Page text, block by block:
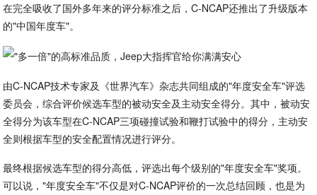
在完全吸收了国外多年来的评分标准之后，C-NCAP还推出了升级版本
的"中国年度车"。
由C-NCAP技术专家及《世界汽车》杂志共同组成的"年度安全车"评选
委员会，综合评价候选车型的被动安全及主动安全得分。其中，被动安
全得分为该车型在C-NCAP三项碰撞试验和鞭打试验中的得分，主动安
全则根据车型的安全配置情况进行评分。
最终根据候选车型的得分高低，评选出每个级别的"年度安全车"奖项。
可以说，"年度安全车"不仅是对C-NCAP评价的一次总结回顾，也是为